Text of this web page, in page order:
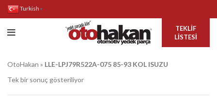
Turkish ▼
TEKLIF
LISTESI
OtoHakan » LLE-LPJ79R522A-075 85-93 KOL ISUZU
Tek bir sonuç gösteriliyor